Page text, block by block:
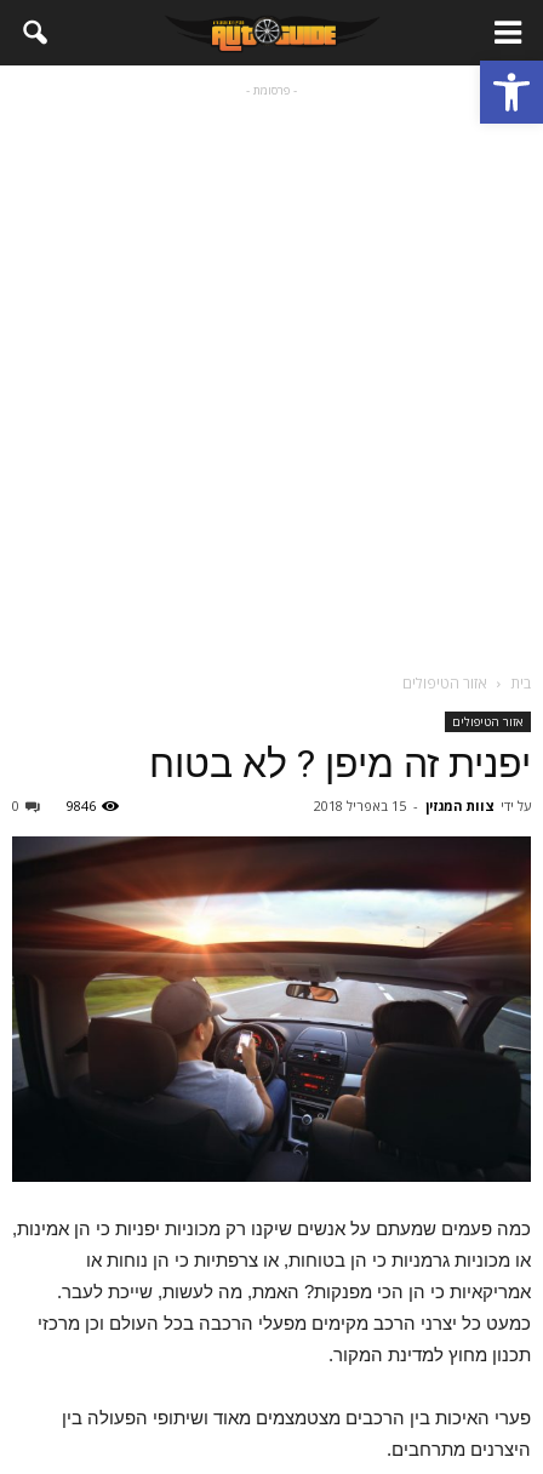
פתח סרגל נגישות - פרסומת -
בית אזור הטיפולים
אזור הטיפולים
יפנית זה מיפן ? לא בטוח
על ידי צוות המגזין - 15 באפריל 2018 0 9846
כמה פעמים שמעתם על אנשים שיקנו רק מכוניות יפניות כי הן אמינות,
או מכוניות גרמניות כי הן בטוחות, או צרפתיות כי הן נוחות או
אמריקאיות כי הן הכי מפנקות? האמת, מה לעשות, שייכת לעבר.
כמעט כל יצרני הרכב מקימים מפעלי הרכבה בכל העולם וכן מרכזי
תכנון מחוץ למדינת המקור.
פערי האיכות בין הרכבים מצטמצמים מאוד ושיתופי הפעולה בין
היצרנים מתרחבים.